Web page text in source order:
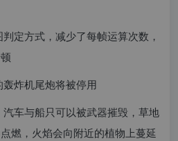
定方式，减少了每帧运算次数，
炸机尾炮将被停用
车与船只可以被武器摧毁，草地
燃，火焰会向附近的植物上蔓延